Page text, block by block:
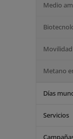
Medio
Movilidad
Metano
Días
Servicios